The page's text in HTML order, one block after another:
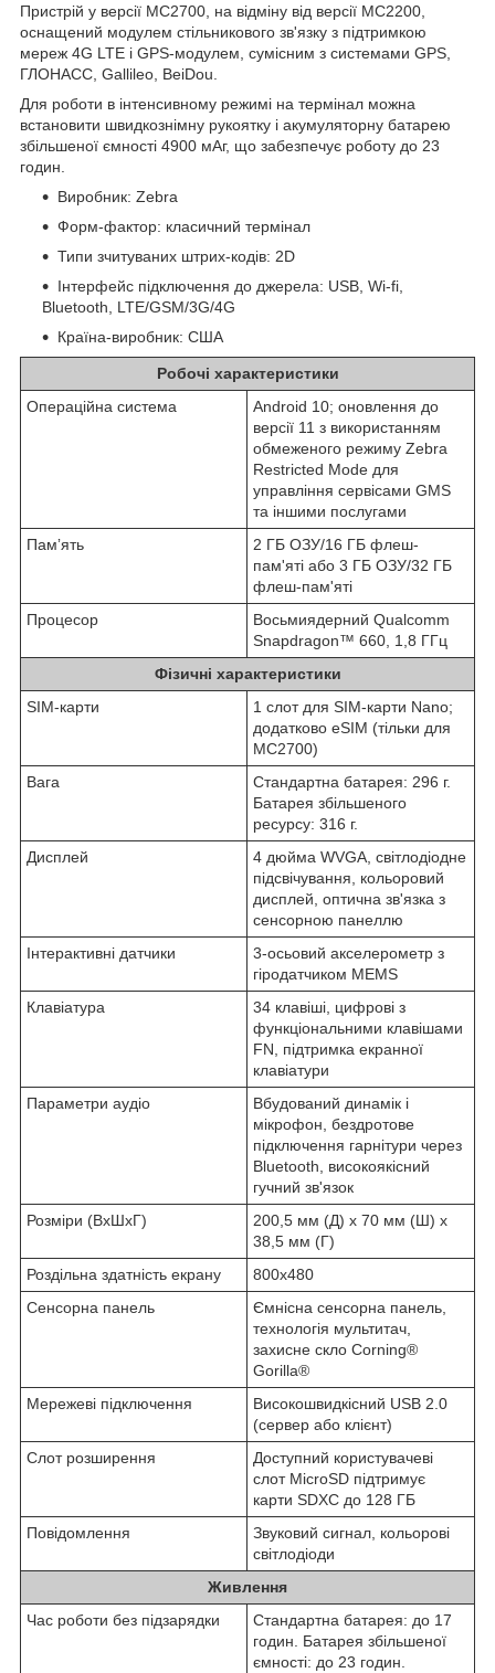
Пристрій у версії MC2700, на відміну від версії MC2200,
оснащений модулем стільникового зв'язку з підтримкою
мереж 4G LTE і GPS-модулем, сумісним з системами GPS,
ГЛОНАСС, Gallileo, BeiDou.
Для роботи в інтенсивному режимі на термінал можна
встановити швидкознімну рукоятку і акумуляторну батарею
збільшеної ємності 4900 мАг, що забезпечує роботу до 23
годин.
Виробник: Zebra
Форм-фактор: класичний термінал
Типи зчитуваних штрих-кодів: 2D
Інтерфейс підключення до джерела: USB, Wi-fi,
Bluetooth, LTE/GSM/3G/4G
Країна-виробник: США
Робочі характеристики
Операційна система
Android 10; оновлення до
версії 11 з використанням
обмеженого режиму Zebra
Restricted Mode для
управління сервісами GMS
та іншими послугами
Памʼять
2 ГБ ОЗУ/16 ГБ флеш-
пам'яті або 3 ГБ ОЗУ/32 ГБ
флеш-пам'яті
Процесор
Восьмиядерний Qualcomm
Snapdragon™ 660, 1,8 ГГц
Фізичні характеристики
SIM-карти
1 слот для SIM-карти Nano;
додатково eSIM (тільки для
MC2700)
Вага
Стандартна батарея: 296 г.
Батарея збільшеного
ресурсу: 316 г.
Дисплей
4 дюйма WVGA, світлодіодне
підсвічування, кольоровий
дисплей, оптична зв'язка з
сенсорною панеллю
Інтерактивні датчики
3-осьовий акселерометр з
гіродатчиком MEMS
Клавіатура
34 клавіші, цифрові з
функціональними клавішами
FN, підтримка екранної
клавіатури
Параметри аудіо
Вбудований динамік і
мікрофон, бездротове
підключення гарнітури через
Bluetooth, високоякісний
гучний зв'язок
Розміри (ВхШхГ)
200,5 мм (Д) x 70 мм (Ш) x
38,5 мм (Г)
Роздільна здатність екрану
800x480
Сенсорна панель
Ємнісна сенсорна панель,
технологія мультитач,
захисне скло Corning®
Gorilla®
Мережеві підключення
Високошвидкісний USB 2.0
(сервер або клієнт)
Слот розширення
Доступний користувачеві
слот MicroSD підтримує
карти SDXC до 128 ГБ
Повідомлення
Звуковий сигнал, кольорові
світлодіоди
Живлення
Час роботи без підзарядки
Стандартна батарея: до 17
годин. Батарея збільшеної
ємності: до 23 годин.